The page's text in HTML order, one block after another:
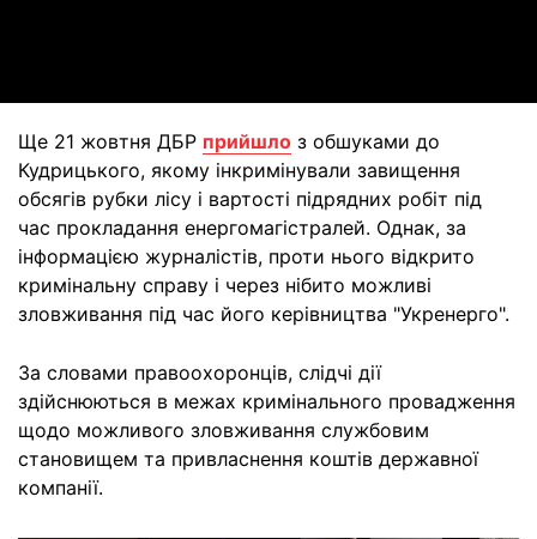
Ще 21 жовтня ДБР прийшло з обшуками до
Кудрицького, якому інкримінували завищення
обсягів рубки лісу і вартості підрядних робіт під
час прокладання енергомагістралей. Однак, за
інформацією журналістів, проти нього відкрито
кримінальну справу і через нібито можливі
зловживання під час його керівництва "Укренерго".
За словами правоохоронців, слідчі дії
здійснюються в межах кримінального провадження
щодо можливого зловживання службовим
становищем та привласнення коштів державної
компанії.